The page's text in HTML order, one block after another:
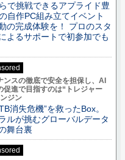
で挑戦できるアプライド豊
自作PC組み立てイベント
の完成体験を！ プロのスタ
よるサポートで初参加でも
ンスの徹底で安全を担保し、AI
促進で目指すのは“トレジャー
ジン
消失危機”を救ったBox。
ルが挑むグローバルデータ
舞台裏